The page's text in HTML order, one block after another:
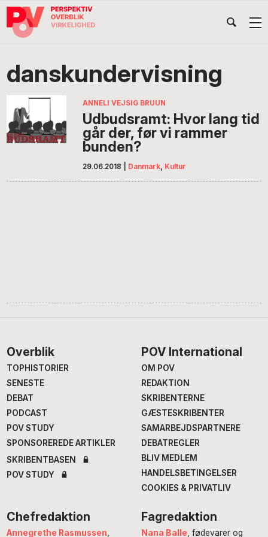
Gå
direkte
navigation
Skip
indhold
Gå
direkte
POV
International
danskundervisning
ANNELI VEJSIG BRUUN
Udbudsramt: Hvor lang tid
går der, før vi rammer
bunden?
29.06.2018 Danmark, Kultur
Footer
Overblik
TOPHISTORIER
SENESTE
DEBAT
PODCAST
POV STUDY
SPONSOREREDE ARTIKLER
SKRIBENTBASEN
POV STUDY
POV International
OM POV
REDAKTION
SKRIBENTERNE
GÆSTESKRIBENTER
SAMARBEJDSPARTNERE
DEBATREGLER
BLIV MEDLEM
HANDELSBETINGELSER
COOKIES & PRIVATLIV
Chefredaktion
Annegrethe Rasmussen,
Fagredaktion
Nana Balle, fødevarer og